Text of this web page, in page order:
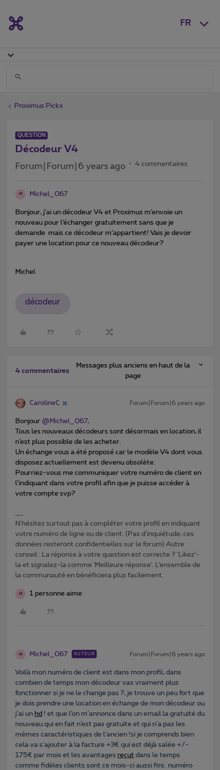
FR
Proximus Pickx
QUESTION
Décodeur V4
Forum|Forum|6 years ago 4 commentaires
M Michel_067
Bonjour, j’ai un décodeur V4 et Proximus m’envoie un
nouveau pour l’échanger gratuitement sans que je
demande mais ce décodeur m’appartient! Vais je devoir
payer une location pour ce nouveau décodeur?
Michel
décodeur
4 commentaires
Messages plus anciens en haut de la
page
CarolineC Forum|Forum|6 years ago
Bonjour @Michel_067,
Tous les nouveaux décodeurs sont désormais en location, il
n’est plus possible de les acheter.
Un échange vous a été proposé car le modèle V4 dont vous
disposez actuellement est devenu obsolète.
Pourriez-vous me communiquer votre numéro de client en
l’indiquant dans votre profil afin que je puisse accéder à
votre compte svp?
N'hésitez surtout pas à compléter votre profil en indiquant
votre numéro de ligne ou de client. (Pas d'inquiétude, ces
données resteront confidentielles sur le forum) Autre
conseil : La réponse à votre question est correcte ? ‘Likez’-
la et signalez-la comme ‘Meilleure réponse’. L’ensemble de
la communauté en bénéficiera plus facilement.
M 1 personne aime
M Michel_067 AUTEUR Forum|Forum|6 years ago
Voilà mon numéro de client est dans mon profil, dans
combien de temps mon décodeur vas vraiment plus
fonctionner si je ne le change pas ?, je trouve un peu fort que
je dois prendre une location en échange de mon décodeur ou
j’ai un hd ! et que l’on m’annonce dans un email la gratuité du
nouveau qui en fait n’est pas gratuite et qui n’a pas les
mêmes caractéristiques de l’ancien !si je comprends bien
cela va s’ajouter à la facture +3€ qui est déjà salée +/-
175€ par mois et les avantages reçut dans le temps
comme fidèles clients sont ce mois-ci aussi fini; numéro